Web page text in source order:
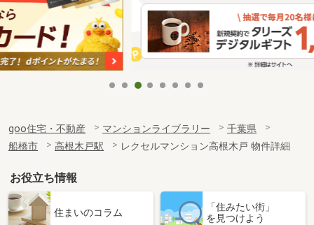
goo住宅・不動産 マンションライブラリー
千葉県
船橋市
高根木戸駅 レクセルマンション高根木戸 物件詳細
お役立ち情報
住まいのコラム
「住みたい街」
を見つけよう